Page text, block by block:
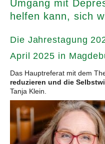
Umgang mit
helfen kann, sich
Die Jahrestagung
April 2025 in
Das Hauptreferat mit dem
reduzieren und die
Tanja Klein.